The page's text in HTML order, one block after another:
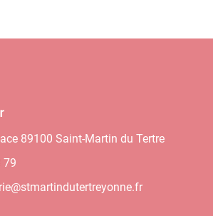
89100 Saint-Martin du Tertre
30